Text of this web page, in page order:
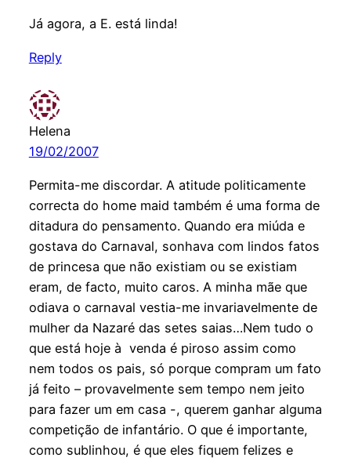
Já agora, a E. está linda!
Reply
Helena
19/02/2007
Permita-me discordar. A atitude politicamente
correcta do home maid também é uma forma de
ditadura do pensamento. Quando era miúda e
gostava do Carnaval, sonhava com lindos fatos
de princesa que não existiam ou se existiam
eram, de facto, muito caros. A minha mãe que
odiava o carnaval vestia-me invariavelmente de
mulher da Nazaré das setes saias…Nem tudo o
que está hoje à venda é piroso assim como
nem todos os pais, só porque compram um fato
já feito – provavelmente sem tempo nem jeito
para fazer um em casa -, querem ganhar alguma
competição de infantário. O que é importante,
como sublinhou, é que eles fiquem felizes e